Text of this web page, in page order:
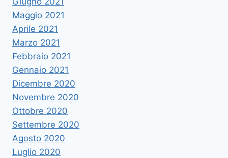
Maggio 2021
Aprile 2021
Marzo 2021
Febbraio 2021
Gennaio 2021
Dicembre 2020
Novembre 2020
Ottobre 2020
Settembre 2020
Agosto 2020
Luglio 2020